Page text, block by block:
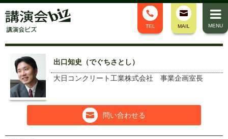
MENU
TEL MAIL
出口知史（でぐちさとし）
大日コンクリート工業株式会社 事業企画室長
問い合わせる